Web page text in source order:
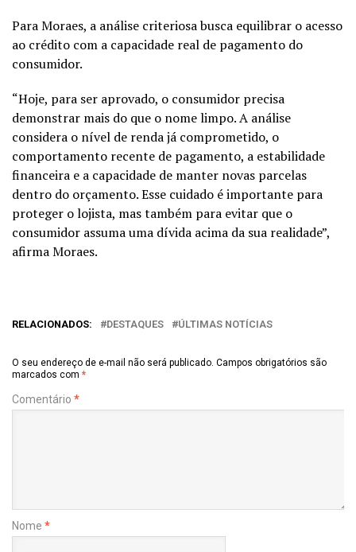
Para Moraes, a análise criteriosa busca equilibrar o acesso
ao crédito com a capacidade real de pagamento do
consumidor.
“Hoje, para ser aprovado, o consumidor precisa
demonstrar mais do que o nome limpo. A análise
considera o nível de renda já comprometido, o
comportamento recente de pagamento, a estabilidade
financeira e a capacidade de manter novas parcelas
dentro do orçamento. Esse cuidado é importante para
proteger o lojista, mas também para evitar que o
consumidor assuma uma dívida acima da sua realidade”,
afirma Moraes.
RELACIONADOS: DESTAQUES ÚLTIMAS NOTÍCIAS
O seu endereço de e-mail não será publicado. Campos obrigatórios são
marcados com *
Comentário *
Nome *